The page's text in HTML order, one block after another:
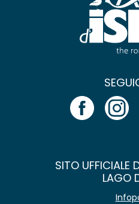
SITO UFFICIALE
LAGO